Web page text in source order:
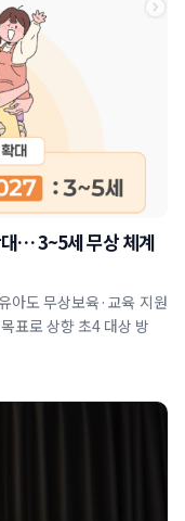
… 3~5세 무상 체계
아도 무상보육·교육 지원
표로 상향 초4 대상 방